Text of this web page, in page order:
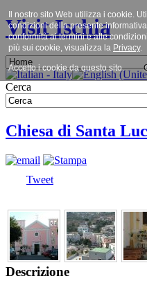
Visit Ischia
Cerca
Chiesa di Santa
Tweet
Descrizione
Il nostro sito Web utilizza i cookie.
condizioni della presente
conformità ai termini e alle
più sui cookie, visualizza la Privacy.
Accetto i cookie da questo sito.